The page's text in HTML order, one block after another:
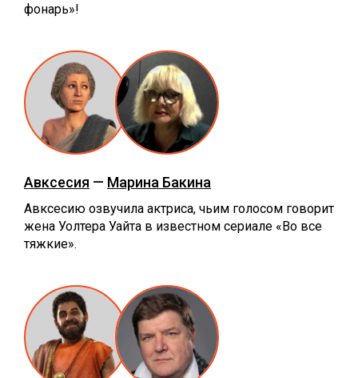
фонарь»!
Авксесия — Марина Бакина
Авксесию озвучила актриса, чьим голосом говорит
жена Уолтера Уайта в известном сериале «‎Во все
тяжкие».